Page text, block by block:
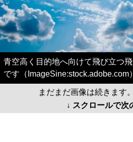
青空高く目的地へ向けて飛び立
です（ImageSine:stock.adobe.com）
まだまだ画像は続きます
↓ スクロールで次